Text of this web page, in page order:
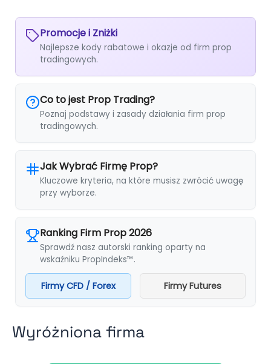
Promocje i Zniżki
Najlepsze kody rabatowe i okazje od firm prop
tradingowych.
Co to jest Prop Trading?
Poznaj podstawy i zasady działania firm prop
tradingowych.
Jak Wybrać Firmę Prop?
Kluczowe kryteria, na które musisz zwrócić uwagę
przy wyborze.
Ranking Firm Prop 2026
Sprawdź nasz autorski ranking oparty na
wskaźniku PropIndeks™.
Firmy CFD / Forex Firmy Futures
Wyróżniona firma